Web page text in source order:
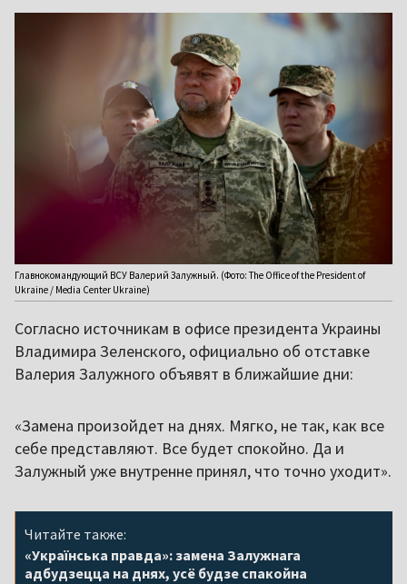
Главнокомандующий ВСУ Валерий Залужный. (Фото: The Office of the President of
Ukraine / Media Center Ukraine)
Согласно источникам в офисе президента Украины
Владимира Зеленского, официально об отставке
Валерия Залужного объявят в ближайшие дни:
«Замена произойдет на днях. Мягко, не так, как все
себе представляют. Все будет спокойно. Да и
Залужный уже внутренне принял, что точно уходит».
Читайте также:
«Українська правда»: замена Залужнага
адбудзецца на днях, усё будзе спакойна